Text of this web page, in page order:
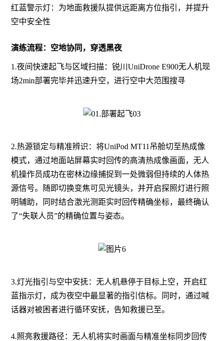
红蓝警示灯：为地面救援队提供远距离方位指引，并提升
空中安全性
演练流程：空地协同，穿透黑夜
1.夜间快速起飞与区域扫描：锐川UniDrone E900无人机现
场2min部署完毕并迅速升空，进行空中大范围搜寻
2.热源锁定与精准辨识：将UniPod MT11吊舱切至热成像
模式，通过地面站屏幕实时回传的高清热成像画面，无人
机操作员成功在密林边缘捕捉到一处微弱但持续的人体热
源信号。随即切换变焦可见光镜头，并开启探照灯进行照
明辅助，同时结合激光测距实时回传精确坐标，最终确认
了“失联人员”的精确位置与姿态。
3.灯光指引与空中安抚：无人机悬停于目标上空，开启红
蓝指示灯，成为夜空中最显著的指引信标。同时，通过喊
话器对被困者进行循环安抚，告知救援已至。
4.照亮救援路径：无人机将实时画面与精准坐标同步回传